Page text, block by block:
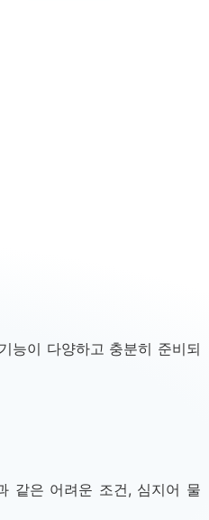
능이 다양하고 충분히 준비되
같은 어려운 조건, 심지어 물